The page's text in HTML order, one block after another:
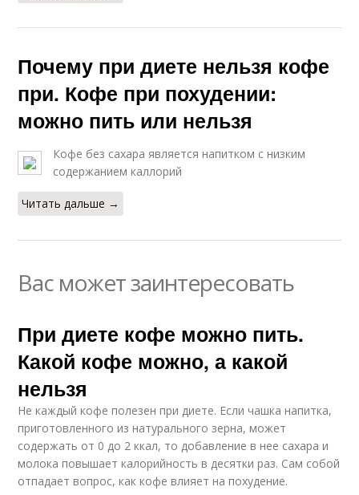
Почему при диете нельзя кофе
при. Кофе при похудении:
можно пить или нельзя
Кофе без сахара является напитком с низким
содержанием каллорий
Читать дальше →
Вас может заинтересовать
При диете кофе можно пить.
Какой кофе можно, а какой
нельзя
Не каждый кофе полезен при диете. Если чашка напитка,
приготовленного из натурального зерна, может
содержать от 0 до 2 ккал, то добавление в нее сахара и
молока повышает калорийность в десятки раз. Сам собой
отпадает вопрос, как кофе влияет на похудение.